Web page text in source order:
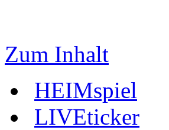
Zum Inhalt
HEIMspiel
LIVEticker